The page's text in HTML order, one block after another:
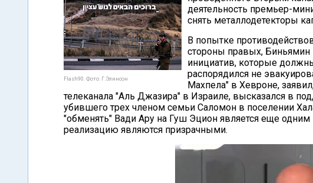
Flash90. Фото: Г.Элинсон
деятельность премьер-
снять металлодетекторы
В попытке
стороны правых, Биньямин
инициатив, которые
распорядился не
Махпела" в Хевроне,
телеканала "Аль Джазира" в Израиле, высказался в
убившего трех членом семьи Саломон в поселении
"обменять" Вади Ару на Гуш Эцион является еще
реализацию являются призрачными.